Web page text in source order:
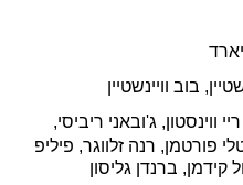
יארד
, בוב וויינשטיין
ריי ווינסטון, ג'ובאני ריביסי,
פורטמן, רנה זלווגר, פיליפ
קידמן, ברנדן גליסון